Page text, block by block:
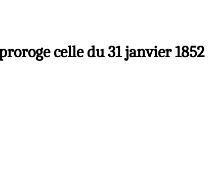
celle du 31 janvier 1852